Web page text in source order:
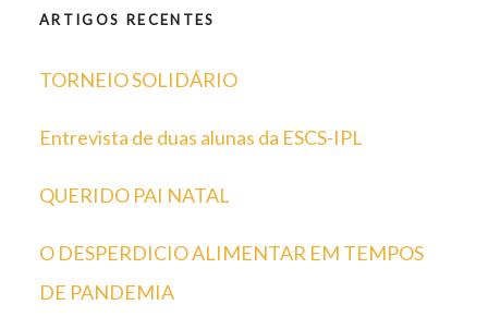
ARTIGOS RECENTES
TORNEIO SOLIDÁRIO
Entrevista de duas alunas da ESCS-IPL
QUERIDO PAI NATAL
O DESPERDICIO ALIMENTAR EM TEMPOS
DE PANDEMIA